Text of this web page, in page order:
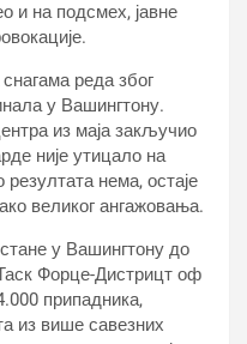
и на подсмех, јавне
реда због
у Вашингтону.
из маја закључио
није утицало на
нема, остаје
великог ангажовања.
у Вашингтону до
Форце-Дистрицт оф
припадника,
из више савезних